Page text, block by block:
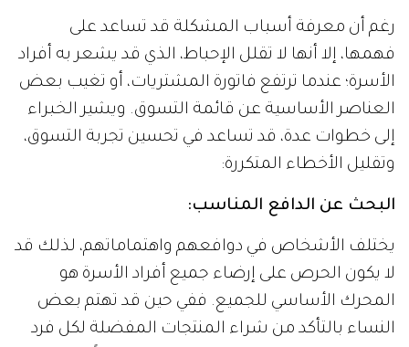
رغم أن معرفة أسباب المشكلة قد تساعد على
فهمها، إلا أنها لا تقلل الإحباط، الذي قد يشعر به أفراد
الأسرة؛ عندما ترتفع فاتورة المشتريات، أو تغيب بعض
العناصر الأساسية عن قائمة التسوق. ويشير الخبراء
إلى خطوات عدة، قد تساعد في تحسين تجربة التسوق،
وتقليل الأخطاء المتكررة:
البحث عن الدافع المناسب:
يختلف الأشخاص في دوافعهم واهتماماتهم، لذلك قد
لا يكون الحرص على إرضاء جميع أفراد الأسرة هو
المحرك الأساسي للجميع. ففي حين قد تهتم بعض
النساء بالتأكد من شراء المنتجات المفضلة لكل فرد